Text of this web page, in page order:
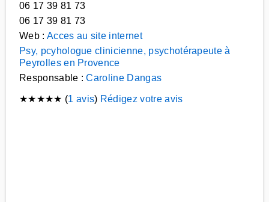
06 17 39 81 73
06 17 39 81 73
Web : Acces au site internet
Psy, pcyhologue clinicienne, psychotérapeute à
Peyrolles en Provence
Responsable :Caroline Dangas
★★★★★ (1 avis) Rédigez votre avis